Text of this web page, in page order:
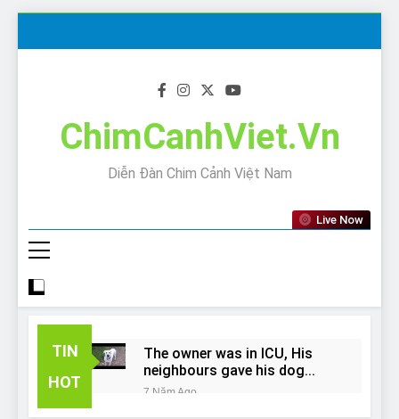
ChimCanhViet.Vn
Diễn Đàn Chim Cảnh Việt Nam
Live Now
TIN
HOT
The owner was in ICU, His
neighbours gave his dog
away!
7 Năm Ago